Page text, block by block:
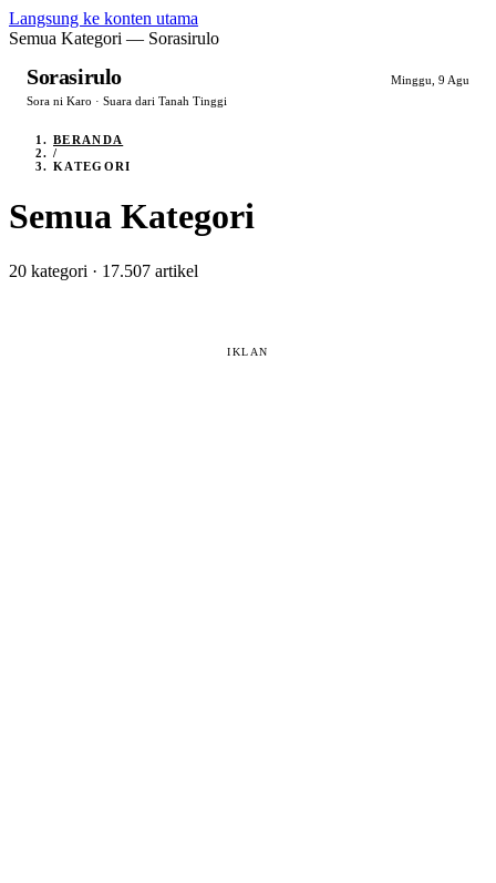
Langsung ke konten utama
Semua Kategori — Sorasirulo
Sorasirulo
Minggu, 9 Agu
Sora ni Karo · Suara dari Tanah Tinggi
BERANDA
/
KATEGORI
Semua Kategori
20 kategori · 17.507 artikel
IKLAN